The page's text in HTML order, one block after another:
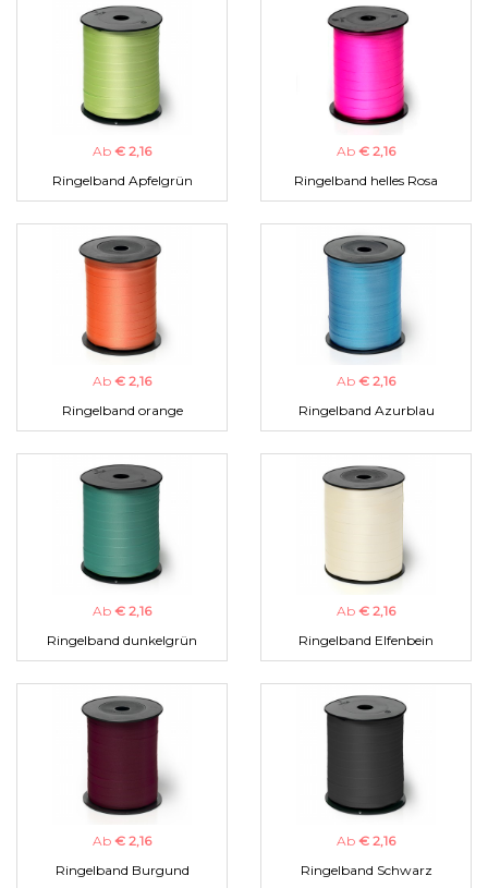
Ab € 2,16
Ringelband Apfelgrün
Ab € 2,16
Ringelband helles Rosa
Ab € 2,16
Ringelband orange
Ab € 2,16
Ringelband Azurblau
Ab € 2,16
Ringelband dunkelgrün
Ab € 2,16
Ringelband Elfenbein
Ab € 2,16
Ringelband Burgund
Ab € 2,16
Ringelband Schwarz